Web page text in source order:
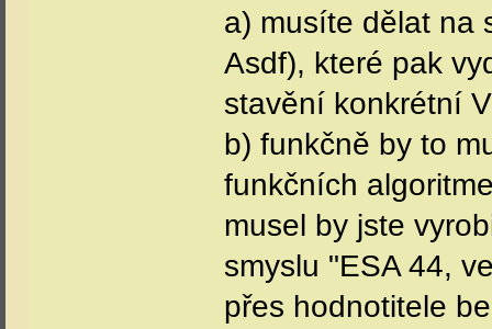
a) musíte dělat na
Asdf), které pak
stavění konkrétní
b) funkčně by to
funkčních
musel by jste
smyslu "ESA 44,
přes hodnotitele